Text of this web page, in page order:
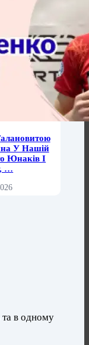
У Нашій
Юнаків І
…
в одному